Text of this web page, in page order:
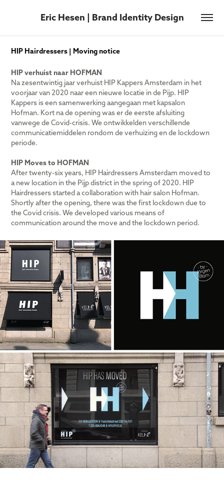
Eric Hesen | Brand Identity Design
HIP Hairdressers | Moving notice
HIP verhuist naar HOFMAN
Na zesentwintig jaar verhuist HIP Kappers Amsterdam in het
voorjaar van 2020 naar een nieuwe locatie in de Pijp. HIP
Kappers is een samenwerking aangegaan met kapsalon
Hofman. Kort na de opening was er de eerste afsluiting
vanwege de Covid-crisis. We ontwikkelden verschillende
communicatiemiddelen rondom de verhuizing en de lockdown
periode.
HIP Moves to HOFMAN
After twenty-six years, HIP Hairdressers Amsterdam moved to
a new location in the Pijp district in the spring of 2020. HIP
Hairdressers started a collaboration with hair salon Hofman.
Shortly after the opening, there was the first lockdown due to
the Covid crisis. We developed various means of
communication around the move and the lockdown period.